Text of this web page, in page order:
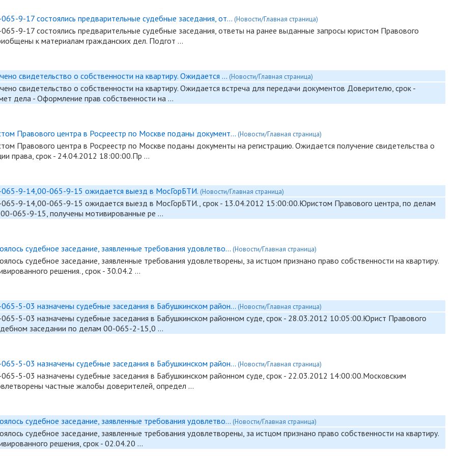
9-17 состоялись предварительные судебные заседания, от... (Новости/Главная страница)
9-17 состоялись предварительные судебные заседания, ответы на ранее выданные запросы юристом Правового
к материалам гражданских дел. Подгот …
свидетельство о собственности на квартиру. Ожидается ... (Новости/Главная страница)
свидетельство о собственности на квартиру. Ожидается встреча для передачи документов Доверителю, срок -
дела - Оформление прав собственности на …
Правового центра в Росреестр по Москве поданы документ... (Новости/Главная страница)
Правового центра в Росреестр по Москве поданы документы на регистрацию. Ожидается получение свидетельства о
права, срок - 24.04.2012 18:00:00.Пр …
9-14,00-065-9-15 ожидается выезд в МосГорБТИ. (Новости/Главная страница)
9-14,00-065-9-15 ожидается выезд в МосГорБТИ., срок - 13.04.2012 15:00:00.Юристом Правового центра, по делам
065-9-15, получены мотивированные ре …
судебное заседание, заявленные требования удовлетво... (Новости/Главная страница)
судебное заседание, заявленные требования удовлетворены, за истцом признано право собственности на квартиру.
решения., срок - 30.04.2 …
5-03 назначены судебные заседания в Бабушкинском район... (Новости/Главная страница)
5-03 назначены судебные заседания в Бабушкинском районном суде, срок - 28.03.2012 10:05:00.Юрист Правового
заседании по делам 00-065-2-15,0 …
5-03 назначены судебные заседания в Бабушкинском район... (Новости/Главная страница)
5-03 назначены судебные заседания в Бабушкинском районном суде, срок - 22.03.2012 14:00:00.Московским
частные жалобы доверителей, определ …
судебное заседание, заявленные требования удовлетво... (Новости/Главная страница)
судебное заседание, заявленные требования удовлетворены, за истцом признано право собственности на квартиру.
решения, срок - 02.04.20 …